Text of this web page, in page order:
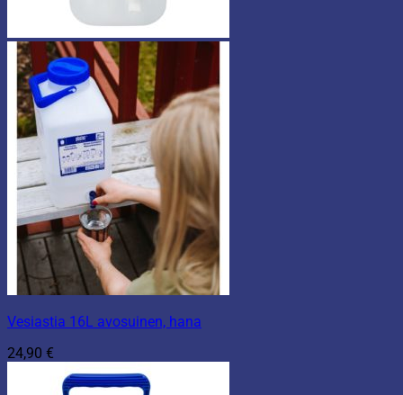
Vesiastia 16L avosuinen, hana
24,90 €